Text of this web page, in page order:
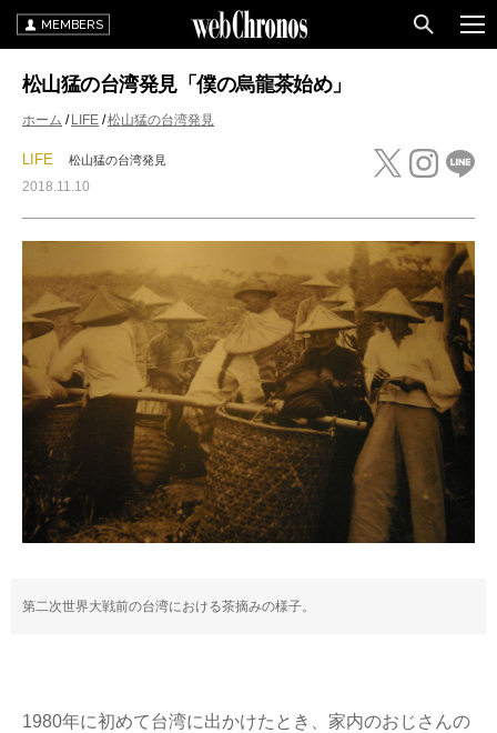
MEMBERS
松山猛の台湾発見「僕の烏龍茶始め」
ホーム LIFE 松山猛の台湾発見
LIFE 松山猛の台湾発見
2018.11.10
第二次世界大戦前の台湾における茶摘みの様子。
1980年に初めて台湾に出かけたとき、家内のおじさんの